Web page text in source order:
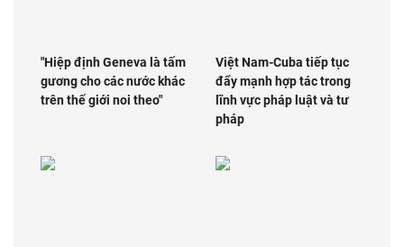
"Hiệp định Geneva là tấm
gương cho các nước khác
trên thế giới noi theo"
Việt Nam-Cuba tiếp tục
đẩy mạnh hợp tác trong
lĩnh vực pháp luật và tư
pháp